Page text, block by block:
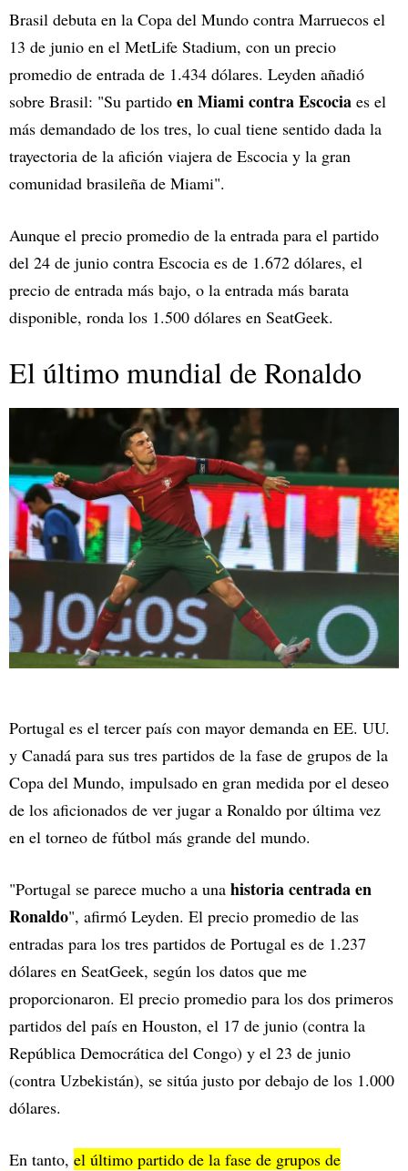
Brasil debuta en la Copa del Mundo contra Marruecos el
13 de junio en el MetLife Stadium, con un precio
promedio de entrada de 1.434 dólares. Leyden añadió
sobre Brasil: "Su partido en Miami contra Escocia es el
más demandado de los tres, lo cual tiene sentido dada la
trayectoria de la afición viajera de Escocia y la gran
comunidad brasileña de Miami".
Aunque el precio promedio de la entrada para el partido
del 24 de junio contra Escocia es de 1.672 dólares, el
precio de entrada más bajo, o la entrada más barata
disponible, ronda los 1.500 dólares en SeatGeek.
El último mundial de Ronaldo
Portugal es el tercer país con mayor demanda en EE. UU.
y Canadá para sus tres partidos de la fase de grupos de la
Copa del Mundo, impulsado en gran medida por el deseo
de los aficionados de ver jugar a Ronaldo por última vez
en el torneo de fútbol más grande del mundo.
"Portugal se parece mucho a una historia centrada en
Ronaldo", afirmó Leyden. El precio promedio de las
entradas para los tres partidos de Portugal es de 1.237
dólares en SeatGeek, según los datos que me
proporcionaron. El precio promedio para los dos primeros
partidos del país en Houston, el 17 de junio (contra la
República Democrática del Congo) y el 23 de junio
(contra Uzbekistán), se sitúa justo por debajo de los 1.000
dólares.
En tanto, el último partido de la fase de grupos de